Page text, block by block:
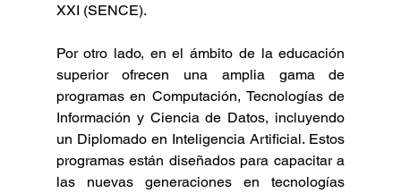
XXI (SENCE).
Por otro lado, en el ámbito de la educación
superior ofrecen una amplia gama de
programas en Computación, Tecnologías de
Información y Ciencia de Datos, incluyendo
un Diplomado en Inteligencia Artificial. Estos
programas están diseñados para capacitar a
las nuevas generaciones en tecnologías